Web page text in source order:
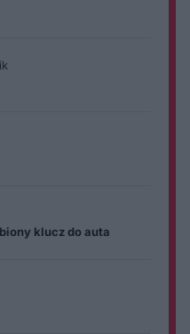
klucz do auta